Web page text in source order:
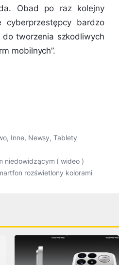
Obad po raz kolejny
cyberprzestępcy bardzo
tworzenia szkodliwych
mobilnych”.
, Inne, Newsy,Tablety
niedowidzącym ( wideo )
rozświetlony kolorami